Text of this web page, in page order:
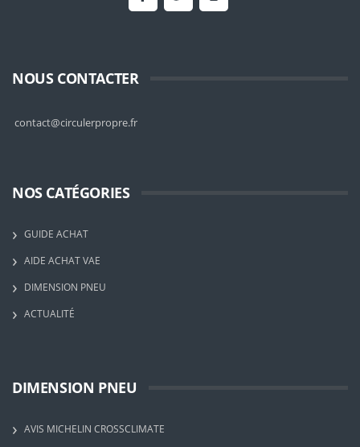
NOUS CONTACTER
contact@circulerpropre.fr
NOS CATÉGORIES
GUIDE ACHAT
AIDE ACHAT VAE
DIMENSION PNEU
ACTUALITÉ
DIMENSION PNEU
AVIS MICHELIN CROSSCLIMATE